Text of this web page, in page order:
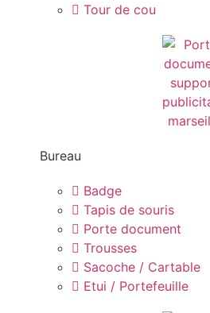
Tour de cou
Bureau
Badge
Tapis de souris
Porte document
Trousses
Sacoche / Cartable
Etui / Portefeuille